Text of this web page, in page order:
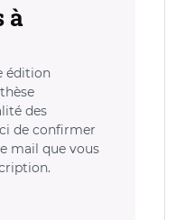
à
édition
des
de confirmer
mail que vous